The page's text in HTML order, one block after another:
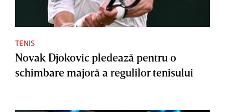
TENIS
Novak Djokovic pledează pentru o
schimbare majoră a regulilor tenisului